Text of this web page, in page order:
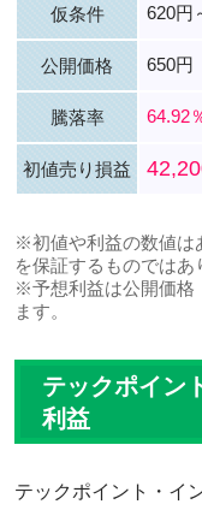
仮条件 620円
公開価格 650円
騰落率 64.92
初値売り損益
※初値や利益の数値は
を保証するものではあ
※予想利益は公開価格
ます。
テックポイン
利益
テックポイント・イ